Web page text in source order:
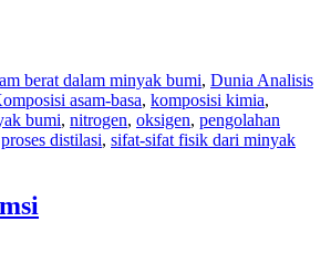
berat dalam minyak bumi, Dunia Analisis
asam-basa, komposisi kimia,
bumi, nitrogen, oksigen, pengolahan
proses distilasi, sifat-sifat fisik dari minyak